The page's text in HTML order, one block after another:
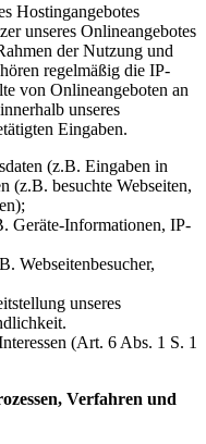
Hostingangebotes
unseres Onlineangebotes
der Nutzung und
regelmäßig die IP-
von Onlineangeboten an
unseres
Eingaben.
(z.B. Eingaben in
(z.B. besuchte Webseiten,
Geräte-Informationen, IP-
Webseitenbesucher,
unseres
(Art. 6 Abs. 1 S. 1
Verfahren und